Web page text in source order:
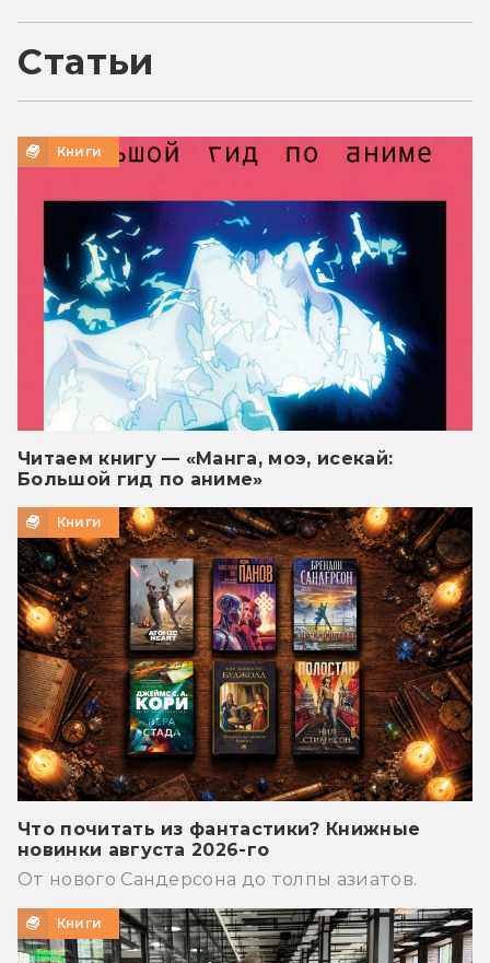
Статьи
Книги
Читаем книгу — «Манга, моэ, исекай:
Большой гид по аниме»
Книги
Что почитать из фантастики? Книжные
новинки августа 2026-го
От нового Сандерсона до толпы азиатов.
Книги